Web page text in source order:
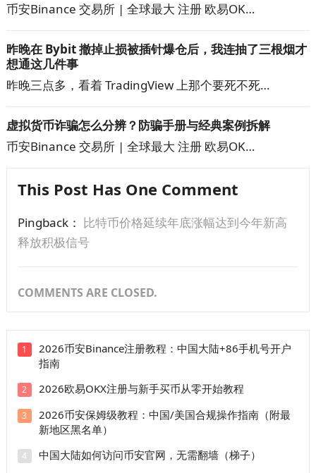
币安Binance 交易所 | 全球最大 注册 欧易OK…
昨晚在 Bybit 撤掉止损被插针爆仓后，我连抽了三根烟才
想通这几件事
昨晚三点多，看着 TradingView 上那个要死不死…
虚拟货币诈骗怎么分辨？防骗手册与经典案例拆解
币安Binance 交易所 | 全球最大 注册 欧易OK…
This Post Has One Comment
Pingback： 比特币价格延续年底涨幅达到今年新高
释放积极信号
COMMENTS ARE CLOSED.
1
2026币安Binance注册教程：中国大陆+86手机号开户
指南
2 2026欧易OKX注册与新手买币从零开始教程
3
2026币安保姆级教程：中国/美国合规操作指南（附最
新地区黑名单）
4 中国大陆如何访问币安官网，无需翻墙（梯子）